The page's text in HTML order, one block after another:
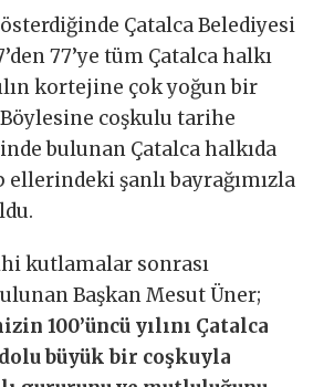
Çatalca Belediyesi
77’ye tüm Çatalca halkı
kortejine çok yoğun bir
Böylesine coşkulu tarihe
bulunan Çatalca halkıda
ellerindeki şanlı bayrağımızla
kutlamalar sonrası
Başkan Mesut Üner;
100’üncü yılını Çatalca
büyük bir coşkuyla